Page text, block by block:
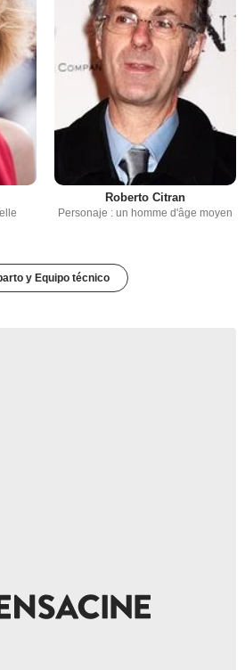
Roberto Citran
Personaje : un homme d'âge moyen
y Equipo técnico